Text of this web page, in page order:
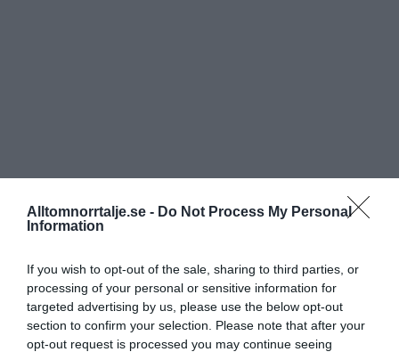
Alltomnorrtalje.se - Do Not Process My Personal
Information
If you wish to opt-out of the sale, sharing to third parties, or
processing of your personal or sensitive information for
targeted advertising by us, please use the below opt-out
section to confirm your selection. Please note that after your
opt-out request is processed you may continue seeing